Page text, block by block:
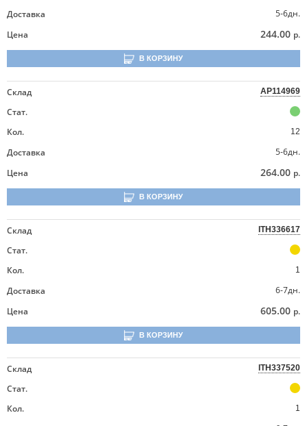
Доставка
5-6дн.
Цена
244.00 р.
В КОРЗИНУ
Склад AP114969
Стат.
Кол.
12
Доставка
5-6дн.
Цена
264.00 р.
В КОРЗИНУ
Склад ITH336617
Стат.
Кол.
1
Доставка
6-7дн.
Цена
605.00 р.
В КОРЗИНУ
Склад ITH337520
Стат.
Кол.
1